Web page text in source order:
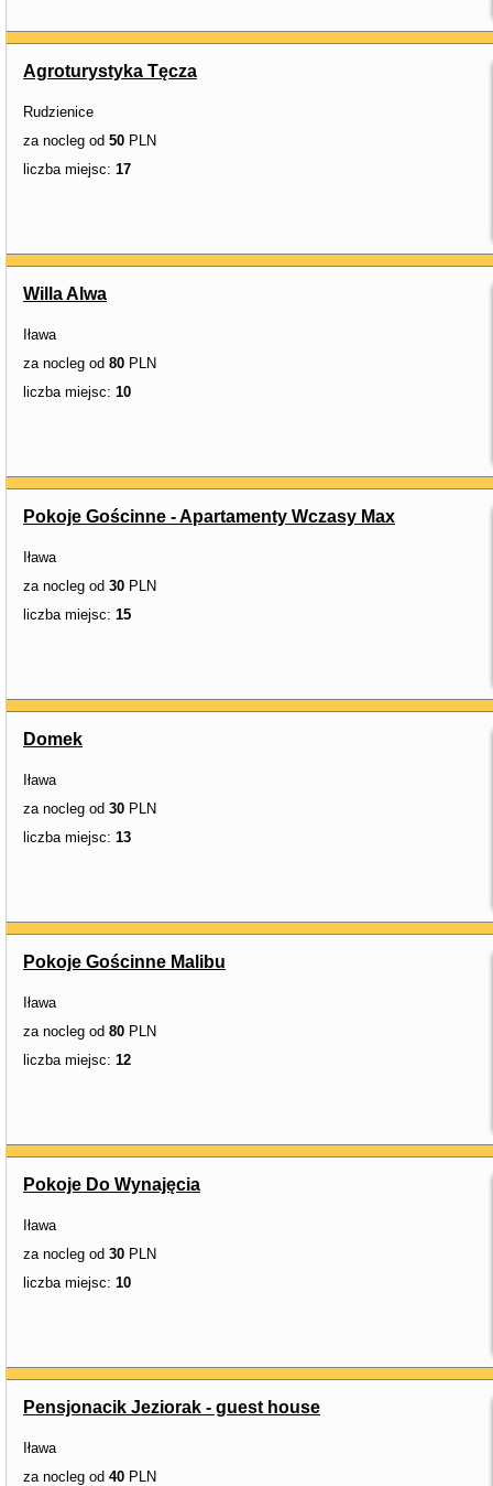
Agroturystyka Tęcza
Rudzienice
za nocleg od 50 PLN
liczba miejsc: 17
Willa Alwa
Iława
za nocleg od 80 PLN
liczba miejsc: 10
Pokoje Gościnne - Apartamenty Wczasy Max
Iława
za nocleg od 30 PLN
liczba miejsc: 15
Domek
Iława
za nocleg od 30 PLN
liczba miejsc: 13
Pokoje Gościnne Malibu
Iława
za nocleg od 80 PLN
liczba miejsc: 12
Pokoje Do Wynajęcia
Iława
za nocleg od 30 PLN
liczba miejsc: 10
Pensjonacik Jeziorak - guest house
Iława
za nocleg od 40 PLN